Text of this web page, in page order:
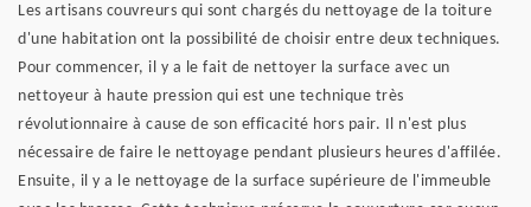
Les artisans couvreurs qui sont chargés du nettoyage de la toiture
d'une habitation ont la possibilité de choisir entre deux techniques.
Pour commencer, il y a le fait de nettoyer la surface avec un
nettoyeur à haute pression qui est une technique très
révolutionnaire à cause de son efficacité hors pair. Il n'est plus
nécessaire de faire le nettoyage pendant plusieurs heures d'affilée.
Ensuite, il y a le nettoyage de la surface supérieure de l'immeuble